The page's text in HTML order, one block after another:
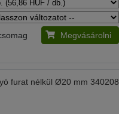
Megvásárolni
furat nélkül Ø20 mm 340208